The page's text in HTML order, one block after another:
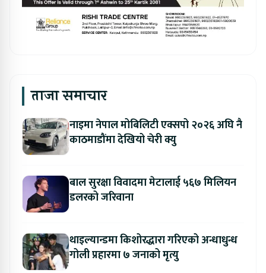
ताजा समाचार
नाइमा नेपाल मोबिलिटी एक्सपो २०२६ अघि नै
काठमाडौंमा देखियो चेरी क्यु
बाल सुरक्षा विवादमा मेटालाई ५६७ मिलियन
डलरको जरिवाना
थाइल्यान्डमा किशोरद्धारा गरिएको अन्धाधुन्ध
गोली प्रहारमा ७ जनाको मृत्यु